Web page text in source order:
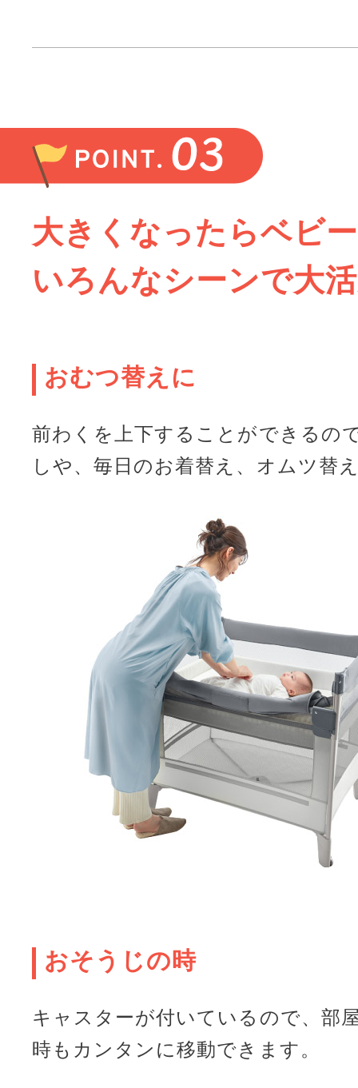
大きくなったらベビ
いろんなシーンで大
おむつ替えに
前わくを上下することができるの
しや、毎日のお着替え、オムツ替
おそうじの時
キャスターが付いているので、部
時もカンタンに移動できます。